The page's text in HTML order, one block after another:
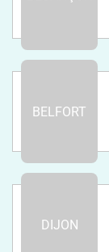
BELFORT
DIJON